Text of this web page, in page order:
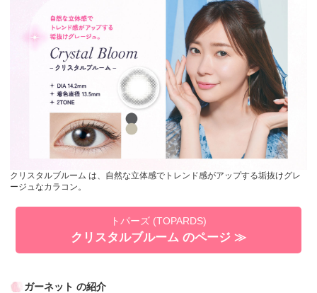
クリスタルブルーム は、自然な立体感でトレンド感がアップする垢抜けグレ
ージュなカラコン。
トパーズ (TOPARDS)
クリスタルブルーム のページ ≫
ガーネット の紹介